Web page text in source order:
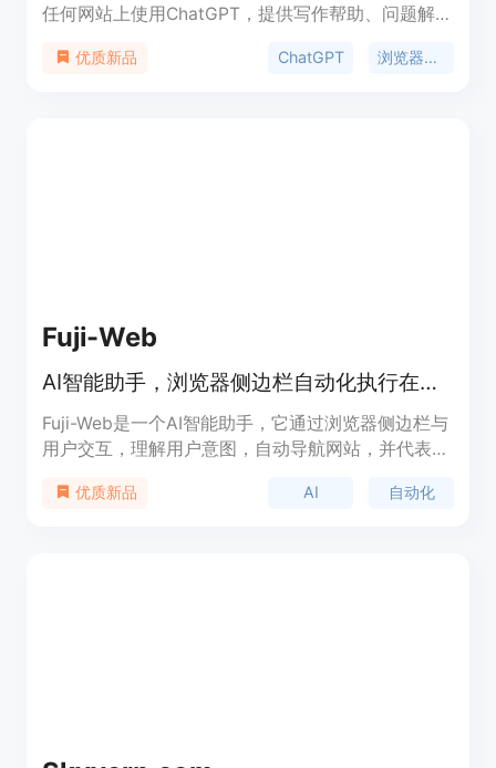
任何网站上使用ChatGPT，提供写作帮助、问题解答
册，您只需要拥有一个OpenAI账户即可。UniJump
优质新品 ChatGPT 浏览器插件
Fuji-Web
AI智能助手，浏览器侧边栏自动化执行在线任务。
Fuji-Web是一个AI智能助手，它通过浏览器侧边栏与
用户交互，理解用户意图，自动导航网站，并代表用
行自动化脚本，可以显著提高用户在线完成任务的效
优质新品 AI 自动化